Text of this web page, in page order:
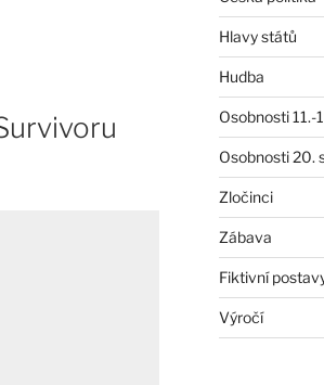
Hlavy států
Hudba
Osobnosti 11.-
Osobnosti 20.
Zločinci
Zábava
Fiktivní
Výročí